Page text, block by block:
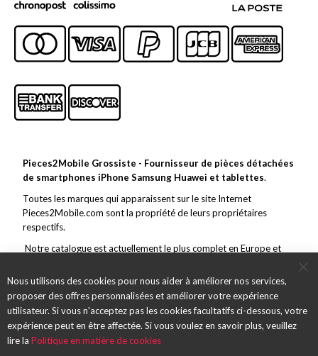
Pieces2Mobile Grossiste - Fournisseur de pièces détachées
de smartphones iPhone Samsung Huawei et tablettes.
Toutes les marques qui apparaissent sur le site Internet
Pieces2Mobile.com sont la propriété de leurs propriétaires
respectifs.
Notre catalogue est actuellement le plus complet en Europe et
marge de ce vaste choix, nous nous efforçons de toujours offrir un
service et des pièces de qualité et des envois rapides.
Nous utilisons des cookies pour nous aider à améliorer nos services,
proposer des offres personnalisées et améliorer votre expérience
utilisateur. Si vous n'acceptez pas les cookies facultatifs ci-dessous, votre
expérience peut en être affectée. Si vous voulez en savoir plus, veuillez
lire la Politique en matière de cookies